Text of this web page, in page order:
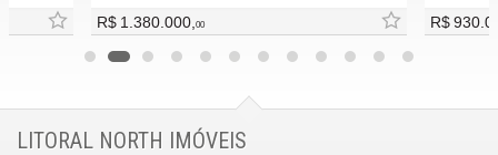
R$ 1.380.000, 00 R$
LITORAL NORTH IMÓVEIS